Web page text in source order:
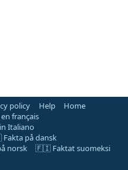
policy Help
Home
français
Italiano
på dansk
norsk
🇫🇮 Faktat suomeksi